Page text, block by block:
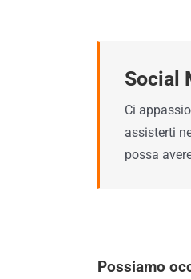
Social
Ci
assisterti
possa
Possiamo